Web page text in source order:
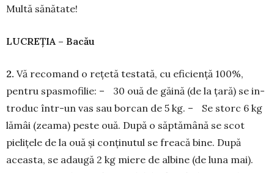
Multă sănătate!
LUCREȚIA – Bacău
2. Vă recomand o rețetă testată, cu efi­ciență 100%,
pentru spasmofilie: – 30 ouă de găină (de la țară) se in­
tro­duc într-un vas sau borcan de 5 kg. – Se storc 6 kg
lămâi (zeama) peste ouă. După o săptămână se scot
pielițele de la ouă și con­ținutul se freacă bine. După
aceasta, se adaugă 2 kg miere de albine (de luna mai).